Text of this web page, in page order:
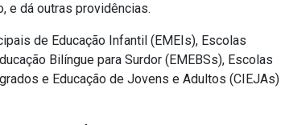
e dá outras providências.
de Educação Infantil (EMEIs), Escolas
Bilíngue para Surdor (EMEBSs), Escolas
e Educação de Jovens e Adultos (CIEJAs)